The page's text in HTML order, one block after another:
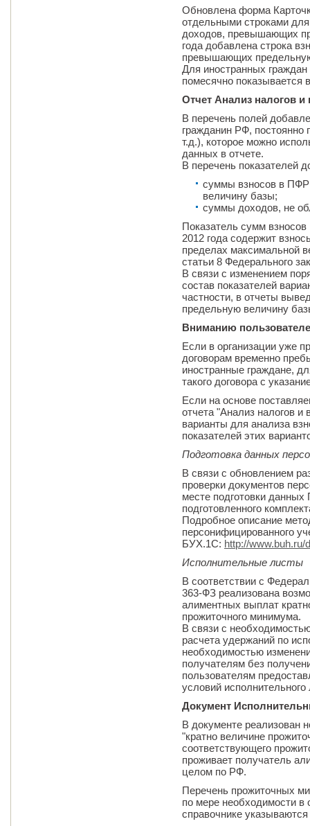
Обновлена форма
отдельными строками
доходов, превышающих
года добавлена строка
превышающих
Для иностранных граждан
помесячно показывается
Отчет Анализ налогов и
В перечень полей
гражданин РФ,
т.д.), которое можно
данных в отчете.
В перечень показателей
суммы взносов в
величину базы;
суммы доходов, не
Показатель сумм
2012 года содержит
пределах максимальной
статьи 8 Федерального
В связи с изменением
состав показателей
частности, в отчеты
предельную величину
Вниманию
Если в организации уже
договорам временно
иностранные граждане,
такого договора с
Если на основе
отчета "Анализ налогов и
варианты для анализа
показателей этих
Подготовка данных
В связи с обновлением
проверки документов
месте подготовки
подготовленного
Подробное описание
персонифицированного
БУХ.1С: http://www.buh.ru/
Исполнительные листы
В соответствии с
363-ФЗ реализована
алиментных выплат
прожиточного минимума.
В связи с
расчета удержаний по
необходимостью
получателям без
пользователям
условий исполнительного
Документ
В документе реализован
"кратно величине
соответствующего
проживает получатель
целом по РФ.
Перечень прожиточных
по мере необходимости
справочнике